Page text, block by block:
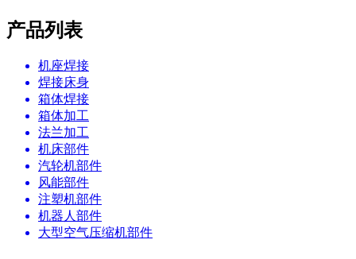
产品列表
机座焊接
焊接床身
箱体焊接
箱体加工
法兰加工
机床部件
汽轮机部件
风能部件
注塑机部件
机器人部件
大型空气压缩机部件